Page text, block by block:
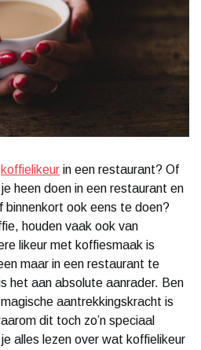
koffielikeur in een restaurant? Of
heen doen in een restaurant en
binnenkort ook eens te doen?
houden vaak ook van
likeur met koffiesmaak is
maar in een restaurant te
het aan absolute aanrader. Ben
aantrekkingskracht is
dit toch zo’n speciaal
alles lezen over wat koffielikeur